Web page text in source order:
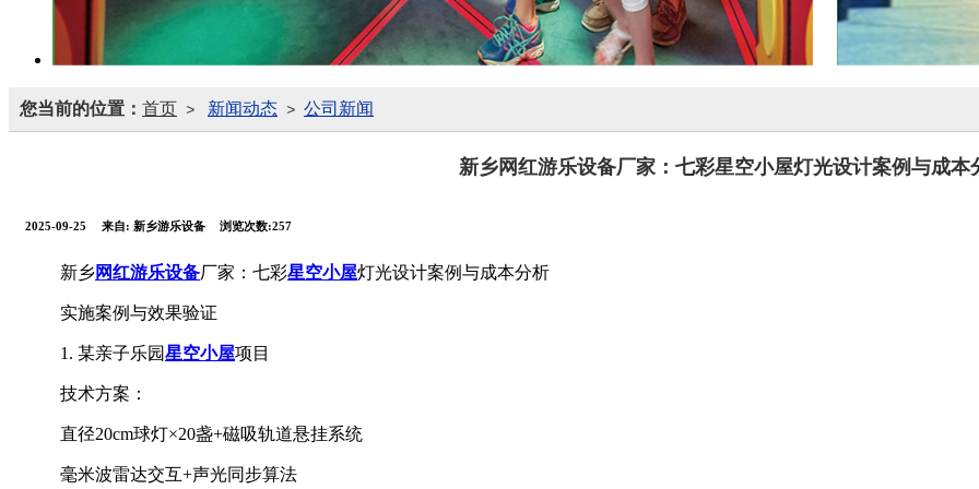
您当前的位置： 首页 > 新闻动态 > 公司新闻
新乡网红游乐设备厂家：七彩星空小屋灯光设计案例与成本
2025-09-25 来自: 新乡游乐设备 浏览次数:257
新乡网红游乐设备厂家：七彩星空小屋灯光设计案例与成本分析
实施案例与效果验证
1. 某亲子乐园星空小屋项目
技术方案：
直径20cm球灯×20盏+磁吸轨道悬挂系统
毫米波雷达交互+声光同步算法